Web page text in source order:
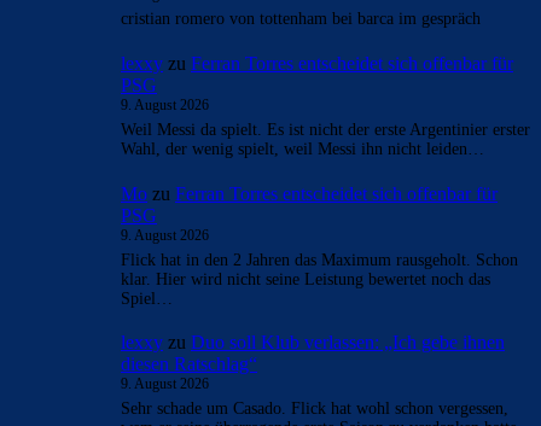
- Anzeige -
AKTUELLE USER-KOMMENTARE
TinizuAraújo hat sich bei Barça verabschiedet: „Er
will etwas Neues machen“
9. August 2026
Meh, weiss nicht, was ich generell davon halten soll. Was